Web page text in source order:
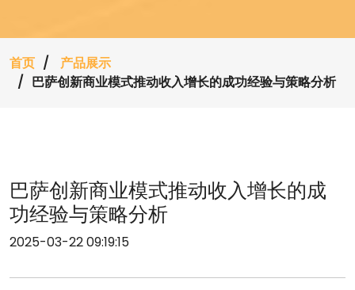
首页
产品展示
巴萨创新商业模式推动收入增长的成功经验与策略分析
巴萨创新商业模式推动收入增长的成
功经验与策略分析
2025-03-22 09:19:15